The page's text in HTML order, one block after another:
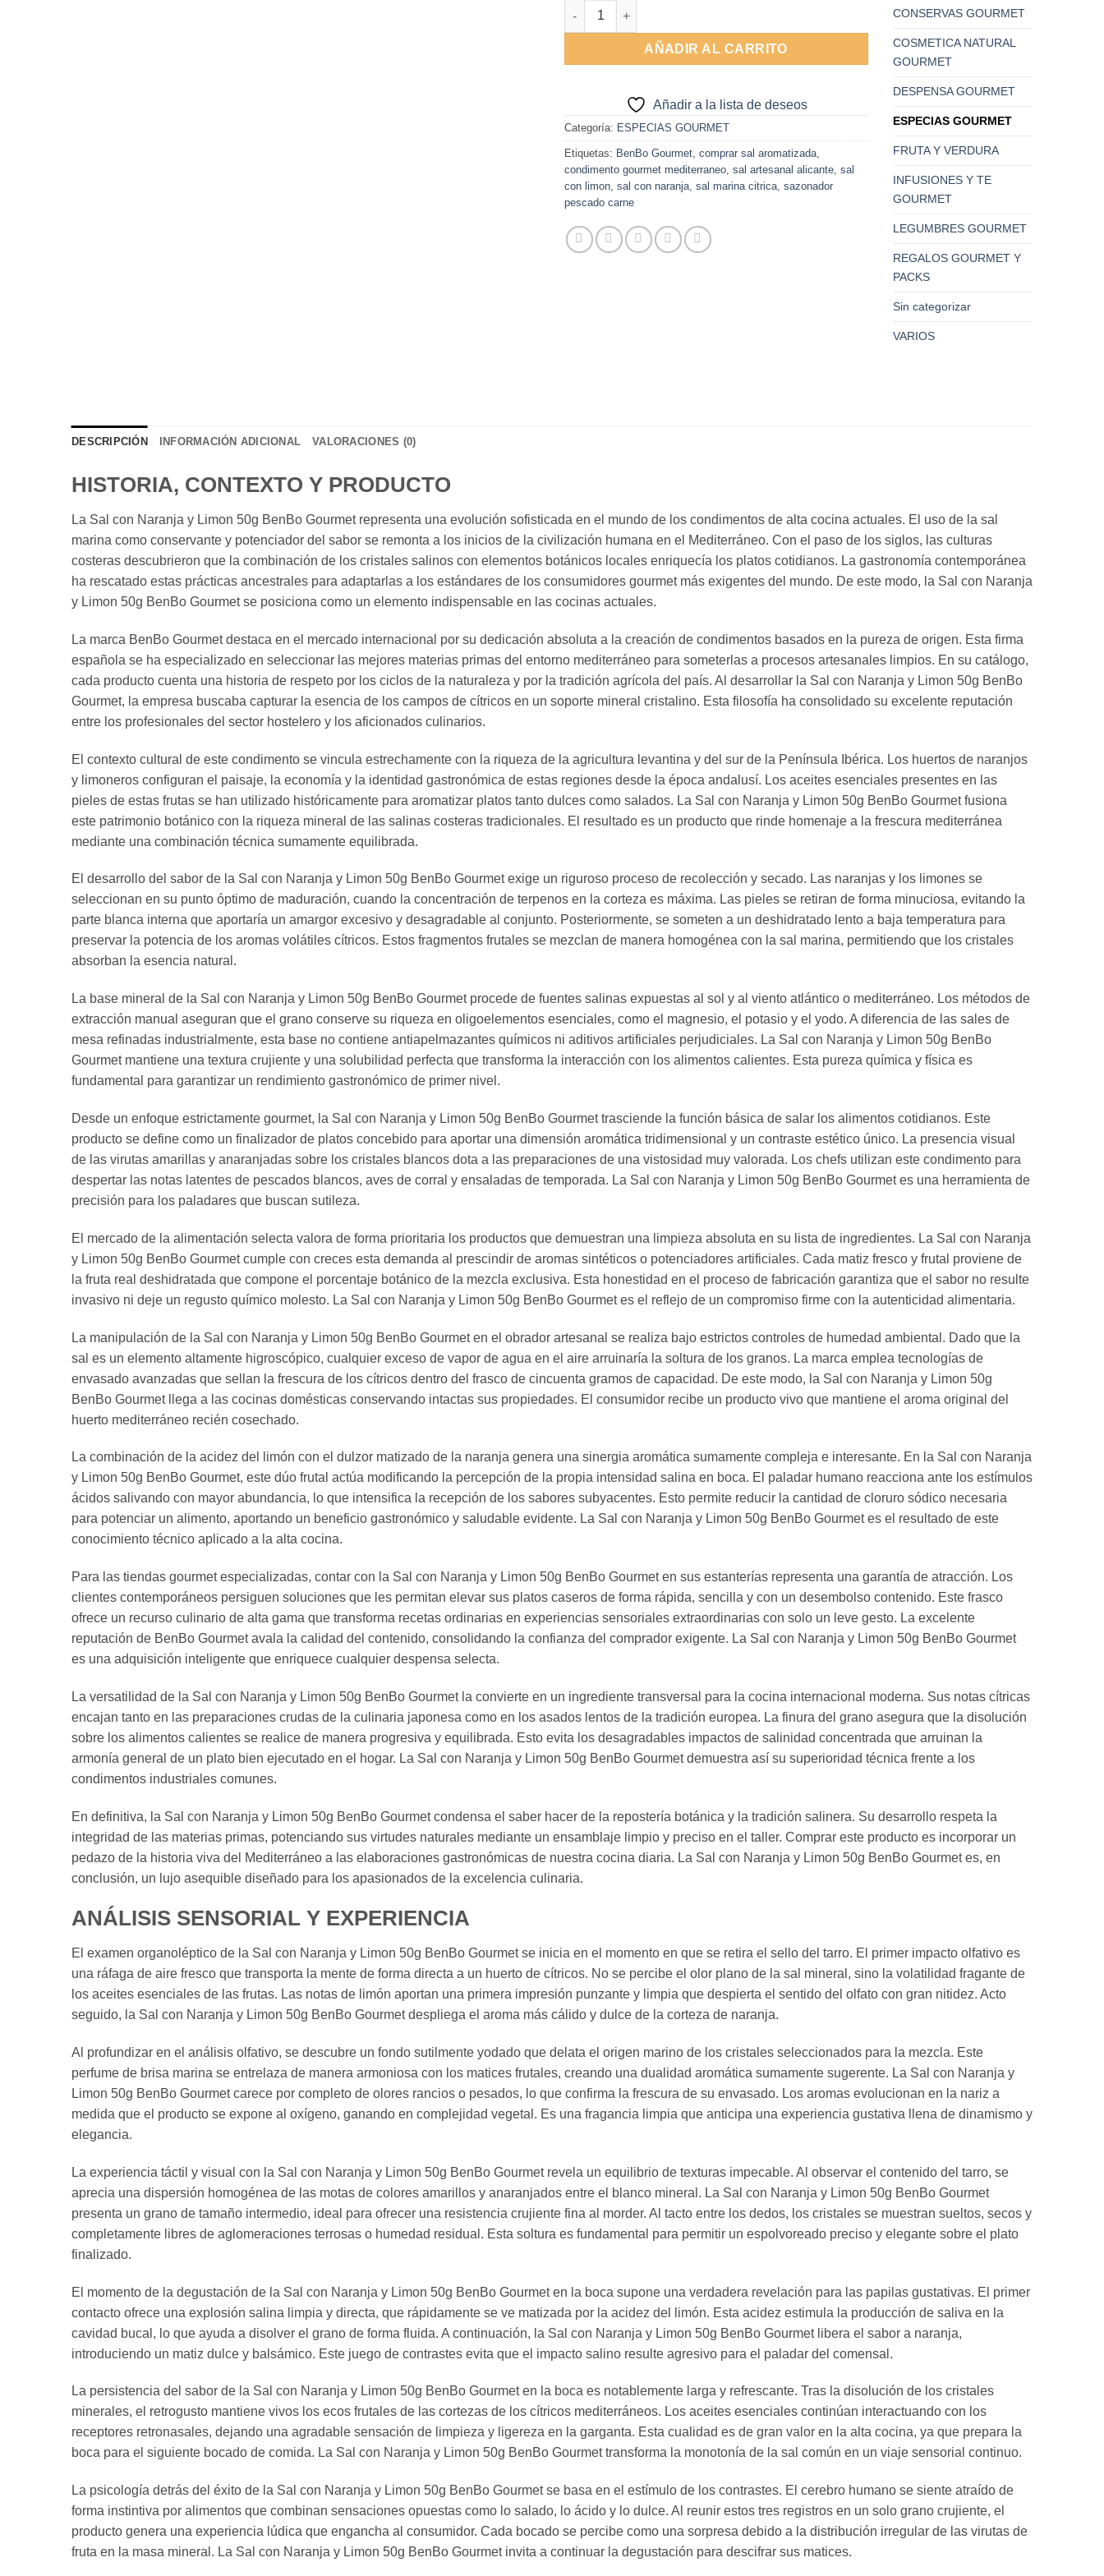
Sal con Naranja y Limon 50g BenBo Gourmet cantidad
AÑADIR AL CARRITO
Añadir a la lista de deseos
Categoría: ESPECIAS GOURMET
Etiquetas: BenBo Gourmet, comprar sal aromatizada,
condimento gourmet mediterraneo, sal artesanal alicante, sal
con limon, sal con naranja, sal marina citrica, sazonador
pescado carne
CONSERVAS GOURMET
COSMETICA NATURAL
GOURMET
DESPENSA GOURMET
ESPECIAS GOURMET
FRUTA Y VERDURA
INFUSIONES Y TE
GOURMET
LEGUMBRES GOURMET
REGALOS GOURMET Y
PACKS
Sin categorizar
VARIOS
DESCRIPCIÓN INFORMACIÓN ADICIONAL VALORACIONES (0)
HISTORIA, CONTEXTO Y PRODUCTO
La Sal con Naranja y Limon 50g BenBo Gourmet representa una evolución sofisticada en el mundo de los condimentos de alta cocina actuales. El uso de la sal
marina como conservante y potenciador del sabor se remonta a los inicios de la civilización humana en el Mediterráneo. Con el paso de los siglos, las culturas
costeras descubrieron que la combinación de los cristales salinos con elementos botánicos locales enriquecía los platos cotidianos. La gastronomía contemporánea
ha rescatado estas prácticas ancestrales para adaptarlas a los estándares de los consumidores gourmet más exigentes del mundo. De este modo, la Sal con Naranja
y Limon 50g BenBo Gourmet se posiciona como un elemento indispensable en las cocinas actuales.
La marca BenBo Gourmet destaca en el mercado internacional por su dedicación absoluta a la creación de condimentos basados en la pureza de origen. Esta firma
española se ha especializado en seleccionar las mejores materias primas del entorno mediterráneo para someterlas a procesos artesanales limpios. En su catálogo,
cada producto cuenta una historia de respeto por los ciclos de la naturaleza y por la tradición agrícola del país. Al desarrollar la Sal con Naranja y Limon 50g BenBo
Gourmet, la empresa buscaba capturar la esencia de los campos de cítricos en un soporte mineral cristalino. Esta filosofía ha consolidado su excelente reputación
entre los profesionales del sector hostelero y los aficionados culinarios.
El contexto cultural de este condimento se vincula estrechamente con la riqueza de la agricultura levantina y del sur de la Península Ibérica. Los huertos de naranjos
y limoneros configuran el paisaje, la economía y la identidad gastronómica de estas regiones desde la época andalusí. Los aceites esenciales presentes en las
pieles de estas frutas se han utilizado históricamente para aromatizar platos tanto dulces como salados. La Sal con Naranja y Limon 50g BenBo Gourmet fusiona
este patrimonio botánico con la riqueza mineral de las salinas costeras tradicionales. El resultado es un producto que rinde homenaje a la frescura mediterránea
mediante una combinación técnica sumamente equilibrada.
El desarrollo del sabor de la Sal con Naranja y Limon 50g BenBo Gourmet exige un riguroso proceso de recolección y secado. Las naranjas y los limones se
seleccionan en su punto óptimo de maduración, cuando la concentración de terpenos en la corteza es máxima. Las pieles se retiran de forma minuciosa, evitando la
parte blanca interna que aportaría un amargor excesivo y desagradable al conjunto. Posteriormente, se someten a un deshidratado lento a baja temperatura para
preservar la potencia de los aromas volátiles cítricos. Estos fragmentos frutales se mezclan de manera homogénea con la sal marina, permitiendo que los cristales
absorban la esencia natural.
La base mineral de la Sal con Naranja y Limon 50g BenBo Gourmet procede de fuentes salinas expuestas al sol y al viento atlántico o mediterráneo. Los métodos de
extracción manual aseguran que el grano conserve su riqueza en oligoelementos esenciales, como el magnesio, el potasio y el yodo. A diferencia de las sales de
mesa refinadas industrialmente, esta base no contiene antiapelmazantes químicos ni aditivos artificiales perjudiciales. La Sal con Naranja y Limon 50g BenBo
Gourmet mantiene una textura crujiente y una solubilidad perfecta que transforma la interacción con los alimentos calientes. Esta pureza química y física es
fundamental para garantizar un rendimiento gastronómico de primer nivel.
Desde un enfoque estrictamente gourmet, la Sal con Naranja y Limon 50g BenBo Gourmet trasciende la función básica de salar los alimentos cotidianos. Este
producto se define como un finalizador de platos concebido para aportar una dimensión aromática tridimensional y un contraste estético único. La presencia visual
de las virutas amarillas y anaranjadas sobre los cristales blancos dota a las preparaciones de una vistosidad muy valorada. Los chefs utilizan este condimento para
despertar las notas latentes de pescados blancos, aves de corral y ensaladas de temporada. La Sal con Naranja y Limon 50g BenBo Gourmet es una herramienta de
precisión para los paladares que buscan sutileza.
El mercado de la alimentación selecta valora de forma prioritaria los productos que demuestran una limpieza absoluta en su lista de ingredientes. La Sal con Naranja
y Limon 50g BenBo Gourmet cumple con creces esta demanda al prescindir de aromas sintéticos o potenciadores artificiales. Cada matiz fresco y frutal proviene de
la fruta real deshidratada que compone el porcentaje botánico de la mezcla exclusiva. Esta honestidad en el proceso de fabricación garantiza que el sabor no resulte
invasivo ni deje un regusto químico molesto. La Sal con Naranja y Limon 50g BenBo Gourmet es el reflejo de un compromiso firme con la autenticidad alimentaria.
La manipulación de la Sal con Naranja y Limon 50g BenBo Gourmet en el obrador artesanal se realiza bajo estrictos controles de humedad ambiental. Dado que la
sal es un elemento altamente higroscópico, cualquier exceso de vapor de agua en el aire arruinaría la soltura de los granos. La marca emplea tecnologías de
envasado avanzadas que sellan la frescura de los cítricos dentro del frasco de cincuenta gramos de capacidad. De este modo, la Sal con Naranja y Limon 50g
BenBo Gourmet llega a las cocinas domésticas conservando intactas sus propiedades. El consumidor recibe un producto vivo que mantiene el aroma original del
huerto mediterráneo recién cosechado.
La combinación de la acidez del limón con el dulzor matizado de la naranja genera una sinergia aromática sumamente compleja e interesante. En la Sal con Naranja
y Limon 50g BenBo Gourmet, este dúo frutal actúa modificando la percepción de la propia intensidad salina en boca. El paladar humano reacciona ante los estímulos
ácidos salivando con mayor abundancia, lo que intensifica la recepción de los sabores subyacentes. Esto permite reducir la cantidad de cloruro sódico necesaria
para potenciar un alimento, aportando un beneficio gastronómico y saludable evidente. La Sal con Naranja y Limon 50g BenBo Gourmet es el resultado de este
conocimiento técnico aplicado a la alta cocina.
Para las tiendas gourmet especializadas, contar con la Sal con Naranja y Limon 50g BenBo Gourmet en sus estanterías representa una garantía de atracción. Los
clientes contemporáneos persiguen soluciones que les permitan elevar sus platos caseros de forma rápida, sencilla y con un desembolso contenido. Este frasco
ofrece un recurso culinario de alta gama que transforma recetas ordinarias en experiencias sensoriales extraordinarias con solo un leve gesto. La excelente
reputación de BenBo Gourmet avala la calidad del contenido, consolidando la confianza del comprador exigente. La Sal con Naranja y Limon 50g BenBo Gourmet
es una adquisición inteligente que enriquece cualquier despensa selecta.
La versatilidad de la Sal con Naranja y Limon 50g BenBo Gourmet la convierte en un ingrediente transversal para la cocina internacional moderna. Sus notas cítricas
encajan tanto en las preparaciones crudas de la culinaria japonesa como en los asados lentos de la tradición europea. La finura del grano asegura que la disolución
sobre los alimentos calientes se realice de manera progresiva y equilibrada. Esto evita los desagradables impactos de salinidad concentrada que arruinan la
armonía general de un plato bien ejecutado en el hogar. La Sal con Naranja y Limon 50g BenBo Gourmet demuestra así su superioridad técnica frente a los
condimentos industriales comunes.
En definitiva, la Sal con Naranja y Limon 50g BenBo Gourmet condensa el saber hacer de la repostería botánica y la tradición salinera. Su desarrollo respeta la
integridad de las materias primas, potenciando sus virtudes naturales mediante un ensamblaje limpio y preciso en el taller. Comprar este producto es incorporar un
pedazo de la historia viva del Mediterráneo a las elaboraciones gastronómicas de nuestra cocina diaria. La Sal con Naranja y Limon 50g BenBo Gourmet es, en
conclusión, un lujo asequible diseñado para los apasionados de la excelencia culinaria.
ANÁLISIS SENSORIAL Y EXPERIENCIA
El examen organoléptico de la Sal con Naranja y Limon 50g BenBo Gourmet se inicia en el momento en que se retira el sello del tarro. El primer impacto olfativo es
una ráfaga de aire fresco que transporta la mente de forma directa a un huerto de cítricos. No se percibe el olor plano de la sal mineral, sino la volatilidad fragante de
los aceites esenciales de las frutas. Las notas de limón aportan una primera impresión punzante y limpia que despierta el sentido del olfato con gran nitidez. Acto
seguido, la Sal con Naranja y Limon 50g BenBo Gourmet despliega el aroma más cálido y dulce de la corteza de naranja.
Al profundizar en el análisis olfativo, se descubre un fondo sutilmente yodado que delata el origen marino de los cristales seleccionados para la mezcla. Este
perfume de brisa marina se entrelaza de manera armoniosa con los matices frutales, creando una dualidad aromática sumamente sugerente. La Sal con Naranja y
Limon 50g BenBo Gourmet carece por completo de olores rancios o pesados, lo que confirma la frescura de su envasado. Los aromas evolucionan en la nariz a
medida que el producto se expone al oxígeno, ganando en complejidad vegetal. Es una fragancia limpia que anticipa una experiencia gustativa llena de dinamismo y
elegancia.
La experiencia táctil y visual con la Sal con Naranja y Limon 50g BenBo Gourmet revela un equilibrio de texturas impecable. Al observar el contenido del tarro, se
aprecia una dispersión homogénea de las motas de colores amarillos y anaranjados entre el blanco mineral. La Sal con Naranja y Limon 50g BenBo Gourmet
presenta un grano de tamaño intermedio, ideal para ofrecer una resistencia crujiente fina al morder. Al tacto entre los dedos, los cristales se muestran sueltos, secos y
completamente libres de aglomeraciones terrosas o humedad residual. Esta soltura es fundamental para permitir un espolvoreado preciso y elegante sobre el plato
finalizado.
El momento de la degustación de la Sal con Naranja y Limon 50g BenBo Gourmet en la boca supone una verdadera revelación para las papilas gustativas. El primer
contacto ofrece una explosión salina limpia y directa, que rápidamente se ve matizada por la acidez del limón. Esta acidez estimula la producción de saliva en la
cavidad bucal, lo que ayuda a disolver el grano de forma fluida. A continuación, la Sal con Naranja y Limon 50g BenBo Gourmet libera el sabor a naranja,
introduciendo un matiz dulce y balsámico. Este juego de contrastes evita que el impacto salino resulte agresivo para el paladar del comensal.
La persistencia del sabor de la Sal con Naranja y Limon 50g BenBo Gourmet en la boca es notablemente larga y refrescante. Tras la disolución de los cristales
minerales, el retrogusto mantiene vivos los ecos frutales de las cortezas de los cítricos mediterráneos. Los aceites esenciales continúan interactuando con los
receptores retronasales, dejando una agradable sensación de limpieza y ligereza en la garganta. Esta cualidad es de gran valor en la alta cocina, ya que prepara la
boca para el siguiente bocado de comida. La Sal con Naranja y Limon 50g BenBo Gourmet transforma la monotonía de la sal común en un viaje sensorial continuo.
La psicología detrás del éxito de la Sal con Naranja y Limon 50g BenBo Gourmet se basa en el estímulo de los contrastes. El cerebro humano se siente atraído de
forma instintiva por alimentos que combinan sensaciones opuestas como lo salado, lo ácido y lo dulce. Al reunir estos tres registros en un solo grano crujiente, el
producto genera una experiencia lúdica que engancha al consumidor. Cada bocado se percibe como una sorpresa debido a la distribución irregular de las virutas de
fruta en la masa mineral. La Sal con Naranja y Limon 50g BenBo Gourmet invita a continuar la degustación para descifrar sus matices.